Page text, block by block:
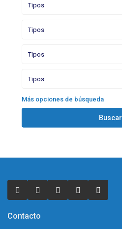
Tipos
Tipos
Tipos
Tipos
Más opciones de búsqueda
Buscar
Contacto